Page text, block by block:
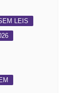
LEIS